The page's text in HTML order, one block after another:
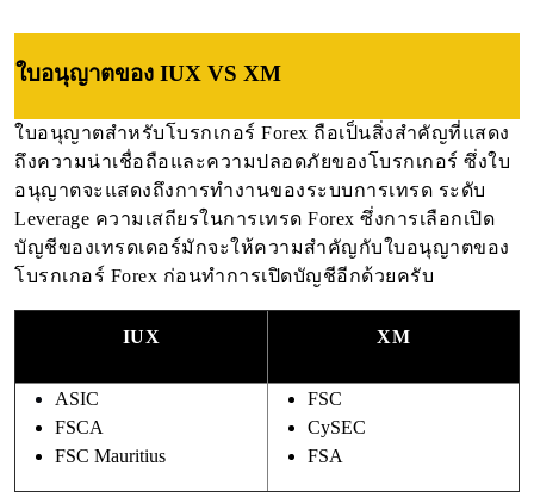
ใบอนุญาตของ IUX VS XM
ใบอนุญาตสำหรับโบรกเกอร์ Forex ถือเป็นสิ่งสำคัญที่แสดง
ถึงความน่าเชื่อถือและความปลอดภัยของโบรกเกอร์ ซึ่งใบ
อนุญาตจะแสดงถึงการทำงานของระบบการเทรด ระดับ
Leverage ความเสถียรในการเทรด Forex ซึ่งการเลือกเปิด
บัญชีของเทรดเดอร์มักจะให้ความสำคัญกับใบอนุญาตของ
โบรกเกอร์ Forex ก่อนทำการเปิดบัญชีอีกด้วยครับ
IUX XM
ASIC
FSCA
FSC Mauritius
FSC
CySEC
FSA